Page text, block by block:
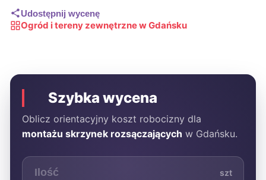
Udostępnij wycenę
Ogród i tereny zewnętrzne w Gdańsku
Szybka wycena
Oblicz orientacyjny koszt robocizny dla
montażu skrzynek rozsączających w Gdańsku.
szt